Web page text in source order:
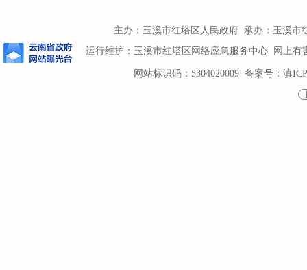
主办：玉溪市红塔区人民政府 承办：玉溪市
运行维护：玉溪市红塔区网络应急服务中心 网上有
网站标识码：5304020009备案号：滇